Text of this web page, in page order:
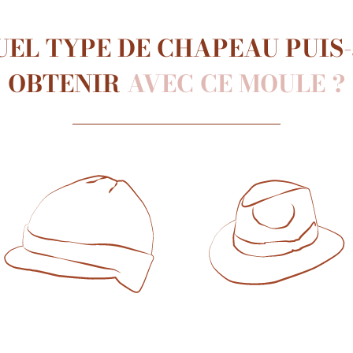
TYPE DE CHAPEAU
OBTENIR AVEC CE MOULE ?